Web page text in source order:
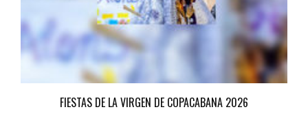
FIESTAS DE LA VIRGEN DE COPACABANA 2026